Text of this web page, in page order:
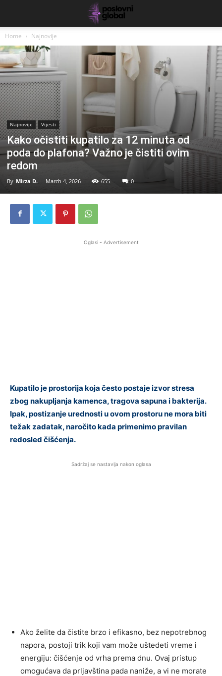
Home Najnovije
Najnovije Vijesti
Kako očistiti kupatilo za 12 minuta od
poda do plafona? Važno je čistiti ovim
redom
By Mirza D. - March 4, 2026 655 0
Oglasi - Advertisement
Kupatilo je prostorija koja često postaje izvor stresa
zbog nakupljanja kamenca, tragova sapuna i bakterija.
Ipak, postizanje urednosti u ovom prostoru ne mora biti
težak zadatak, naročito kada primenimo pravilan
redosled čišćenja.
Sadržaj se nastavlja nakon oglasa
Ako želite da čistite brzo i efikasno, bez nepotrebnog
napora, postoji trik koji vam može uštedeti vreme i
energiju: čišćenje od vrha prema dnu. Ovaj pristup
omogućava da prljavština pada naniže, a vi ne morate